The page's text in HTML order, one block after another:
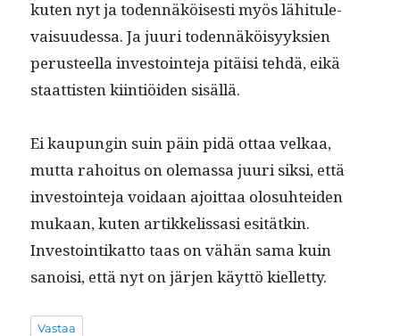
kuten nyt ja toden­näköis­es­ti myös lähi­t­ule­
vaisu­udessa. Ja juuri toden­näköisyyk­sien
perus­teel­la investoin­te­ja pitäisi tehdä, eikä
staat­tis­ten kiin­tiöi­den sisällä.
Ei kaupun­gin suin päin pidä ottaa velkaa,
mut­ta rahoi­tus on ole­mas­sa juuri sik­si, että
investoin­te­ja voidaan ajoit­taa olo­suhtei­den
mukaan, kuten artikke­lis­sasi esitätkin.
Investoin­tikat­to taas on vähän sama kuin
sanoisi, että nyt on jär­jen käyt­tö kielletty.
Vastaa